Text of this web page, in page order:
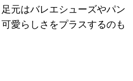
元はバレエシューズやパン
愛らしさをプラスするのも